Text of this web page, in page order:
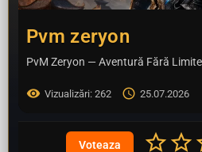
Pvm zeryon
Vizualizări: 262 25.07.2026